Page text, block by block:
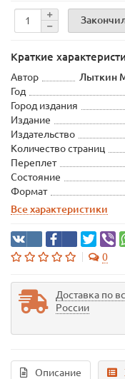
Краткие
Автор
Лыткин
Год
Город издания
Издание
Издательство
Количество страниц
Переплет
Состояние
Формат
Все характеристики
0
Доставка по
России
Описание